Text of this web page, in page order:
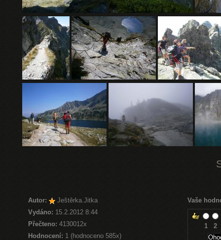
Autor:
Ještěrka.Jitka
Vydáno: 15.2.2012 8:44
Přečteno:4130012x
Hodnocení: 1 (hodnoceno 585x)
Vaše
1 2